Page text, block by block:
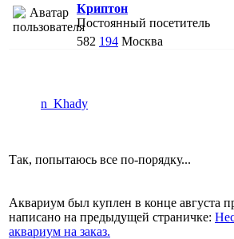
Криптон
Постоянный посетитель
582 194 Москва
n_Khady
Так, попытаюсь все по-порядку...
Аквариум был куплен в конце августа
написано на предыдущей страничке:
аквариум на заказ.